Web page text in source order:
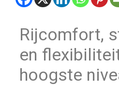
Rijcomfort,
en
hoogste